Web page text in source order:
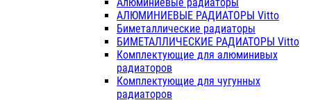
АЛЮМИНИЕВЫЕ РАДИАТОРЫ Vitto
Биметаллические радиаторы
БИМЕТАЛЛИЧЕСКИЕ РАДИАТОРЫ Vitto
Комплектующие для алюминивых
радиаторов
Комплектующие для чугунных
радиаторов